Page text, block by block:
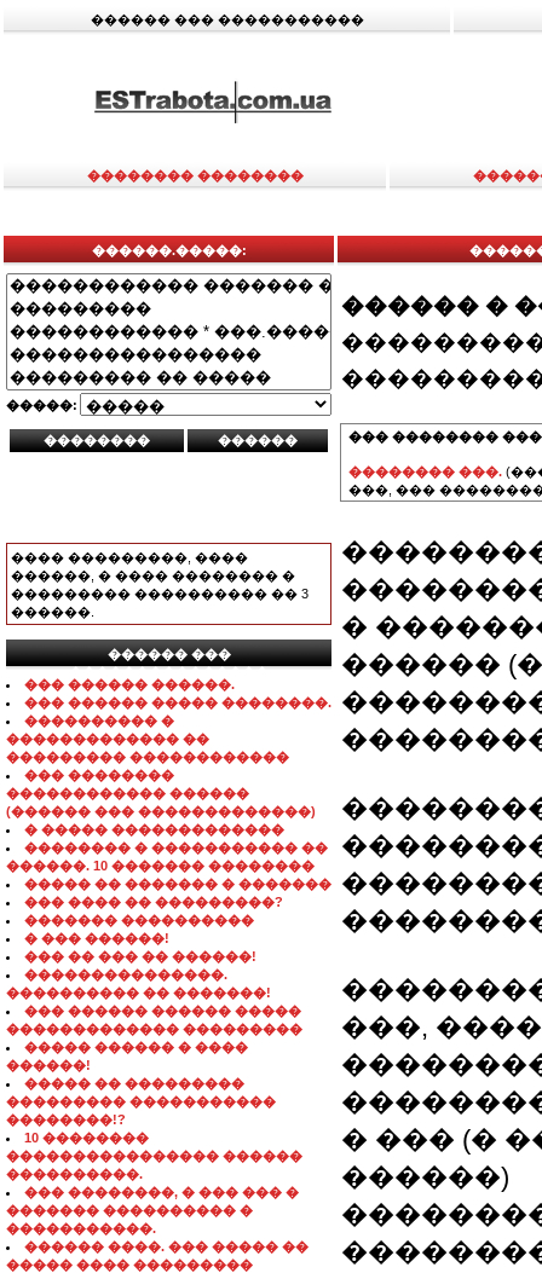
������ ��� �����������
�������� ��������
������.�����:
�����:
���� ���������, ����
������, � ���� �������� �
��������� ���������� �� 3
������.
������ ���
���������������
��� ������ ������.
��� ������ ����� ��������.
���������� �
������������� ��
��������� ������������
��� ��������
������������ ������
(������ ��� �������������)
� ����� �������������
�������� � ����������� ��
������. 10 ������� ��������
����� �� ������� � �������
��� ���� �� ���������?
������� ����������
� ��� ������!
��� �� ��� �� ������!
���������������.
���������� �� �������!
��� ������ ������ �����
������������� ���������
����� ������ � ����
������!
����� �� ���������
��������� �����������
��������!?
10 ��������
���������������� ������
����������.
��� ��������, � ��� ��� �
������� ���������� �
�����������.
������ ����. ��� ����� ��
����� ���� ���������
������ �
��� ��������
�������� ���.
���, ���
�
������
���,
� ��� (�
������)